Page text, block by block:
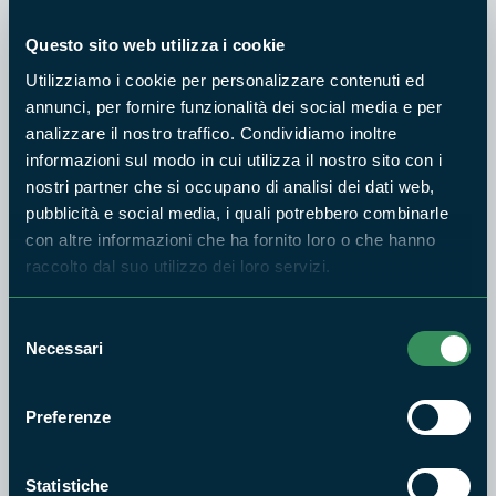
Questo sito web utilizza i cookie
Utilizziamo i cookie per personalizzare contenuti ed
annunci, per fornire funzionalità dei social media e per
analizzare il nostro traffico. Condividiamo inoltre
informazioni sul modo in cui utilizza il nostro sito con i
nostri partner che si occupano di analisi dei dati web,
pubblicità e social media, i quali potrebbero combinarle
con altre informazioni che ha fornito loro o che hanno
raccolto dal suo utilizzo dei loro servizi.
delNecessari
Preferenze
Statistiche
coinvolgendo cittadini, famiglie e istituzioni. [✅] Progetti
ambientali e sociali come Clean Up, la Comunità Energetica
Rinnovabile e la riqualificazione del Casale della Vedova
hanno promosso inclusione e responsabilità. [✅]
Collaborazioni scientifiche con ACEA e attività di
monitoraggio fluviale e faunistico hanno rafforzato la tutela
ambientale. [✅] L’adozione di pratiche sostenibili, come
l’impianto fotovoltaico e la riapertura del sentiero “La
Fornace”, ha reso la Riserva più accessibile e green. [✅] Il
ambientale. [✅] La ricomposizione della Comunità del Parco
termine del suo iter e il Regolamento del Parco, come
[🎯] Tutto questo è stato possibile grazie alla passione e